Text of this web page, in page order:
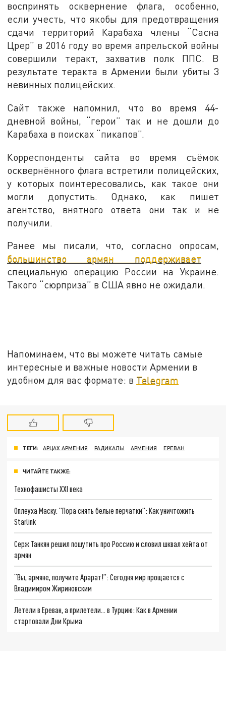
воспринять осквернение флага, особенно,
если учесть, что якобы для предотвращения
сдачи территорий Карабаха члены “Сасна
Црер” в 2016 году во время апрельской войны
совершили теракт, захватив полк ППС. В
результате теракта в Армении были убиты 3
невинных полицейских.
Сайт также напомнил, что во время 44-
дневной войны, “герои” так и не дошли до
Карабаха в поисках “пикапов”.
Корреспонденты сайта во время съёмок
осквернённого флага встретили полицейских,
у которых поинтересовались, как такое они
могли допустить. Однако, как пишет
агентство, внятного ответа они так и не
получили.
Ранее мы писали, что, согласно опросам,
большинство армян поддерживает
специальную операцию России на Украине.
Такого “сюрприза” в США явно не ожидали.
Напоминаем, что вы можете читать самые
интересные и важные новости Армении в
удобном для вас формате: в Telegram
ТЕГИ: АРЦАХ АРМЕНИЯ РАДИКАЛЫ АРМЕНИЯ ЕРЕВАН
ЧИТАЙТЕ ТАКЖЕ:
Технофашисты XXI века
Оплеуха Маску. "Пора снять белые перчатки": Как уничтожить
Starlink
Серж Танкян решил пошутить про Россию и словил шквал хейта от
армян
“Вы, армяне, получите Арарат!”: Сегодня мир прощается с
Владимиром Жириновским
Летели в Ереван, а прилетели… в Турцию: Как в Армении
стартовали Дни Крыма